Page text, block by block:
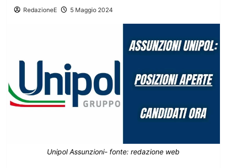
RedazioneE 5 Maggio 2024
Unipol Assunzioni- fonte: redazione web